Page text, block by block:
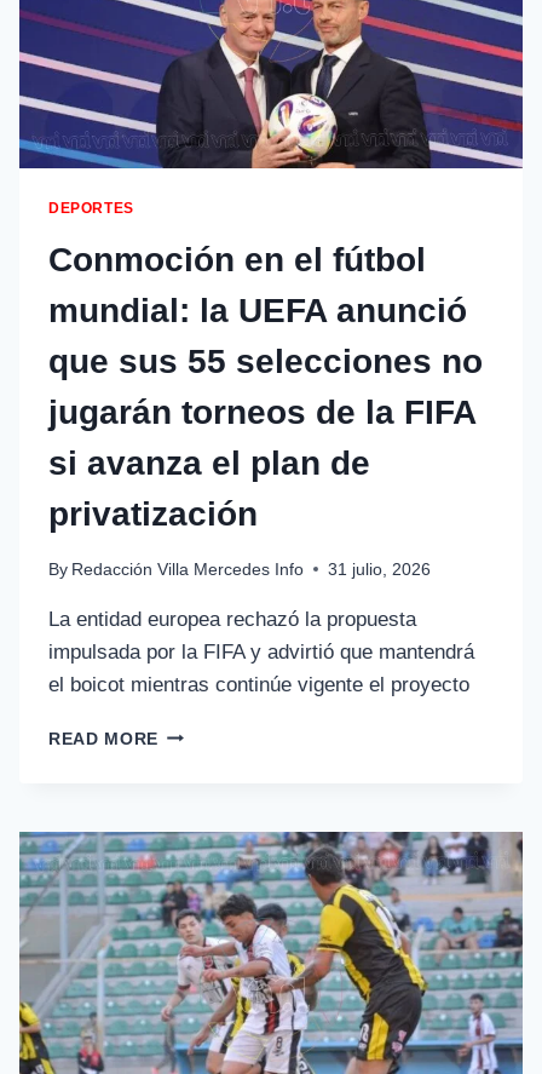
DEPORTES
Conmoción en el fútbol
mundial: la UEFA anunció
que sus 55 selecciones no
jugarán torneos de la FIFA
si avanza el plan de
privatización
By Redacción Villa Mercedes Info 31 julio, 2026
La entidad europea rechazó la propuesta
impulsada por la FIFA y advirtió que mantendrá
el boicot mientras continúe vigente el proyecto
READ MORE